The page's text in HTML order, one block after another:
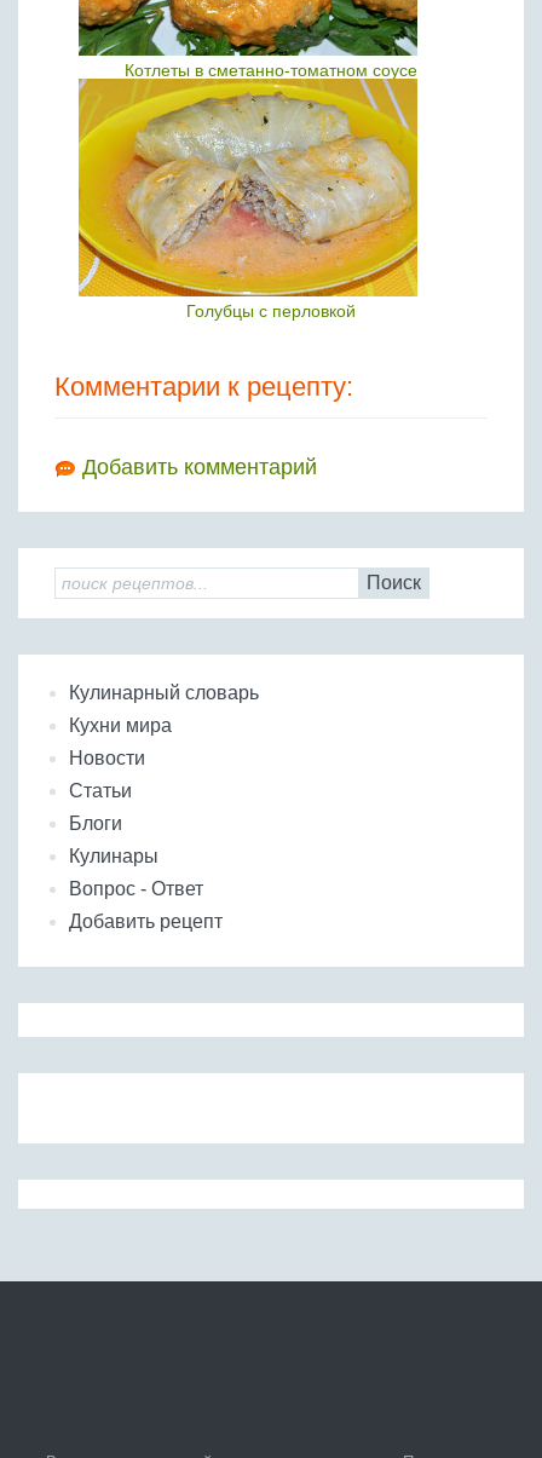
Котлеты в сметанно-томатном соусе
Голубцы с перловкой
Комментарии к рецепту:
Добавить комментарий
Поиск
Кулинарный словарь
Кухни мира
Новости
Статьи
Блоги
Кулинары
Вопрос - Ответ
Добавить рецепт